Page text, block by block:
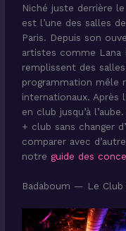
Niché juste derrière
est l’une des salles
Paris. Depuis son
artistes comme Lana
remplissent des
programmation mêle
internationaux.
en club jusqu’à
+ club sans changer
comparer avec
notre guide des
Badaboum — Le Club